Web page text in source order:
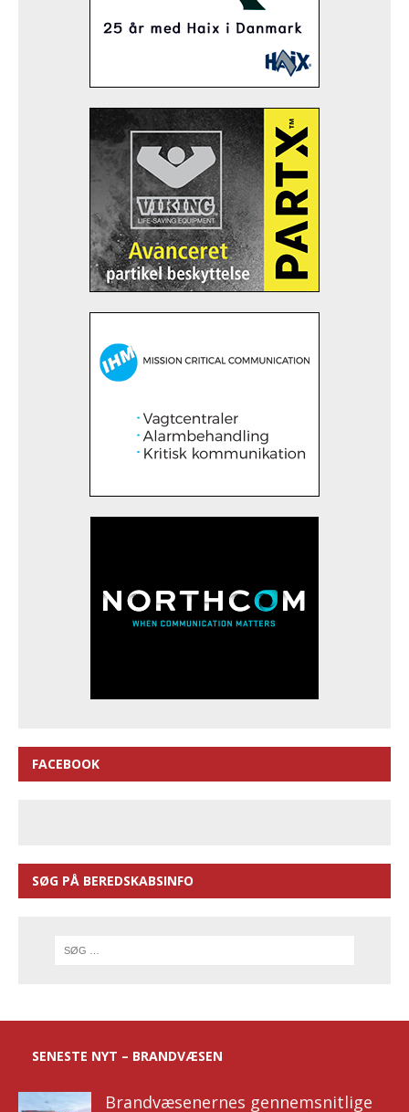
FACEBOOK
SØG PÅ BEREDSKABSINFO
SENESTE NYT – BRANDVÆSEN
Brandvæsenernes gennemsnitlige